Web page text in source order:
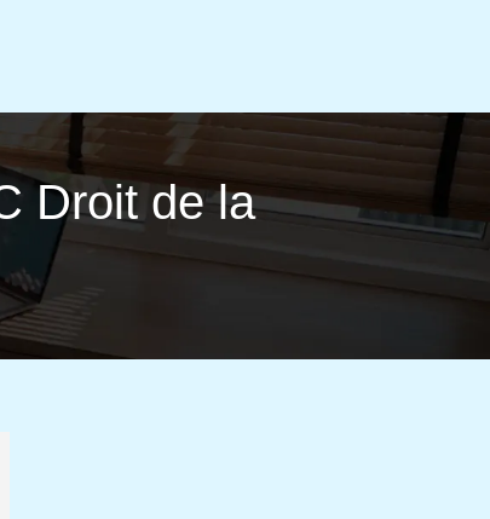
Droit de la